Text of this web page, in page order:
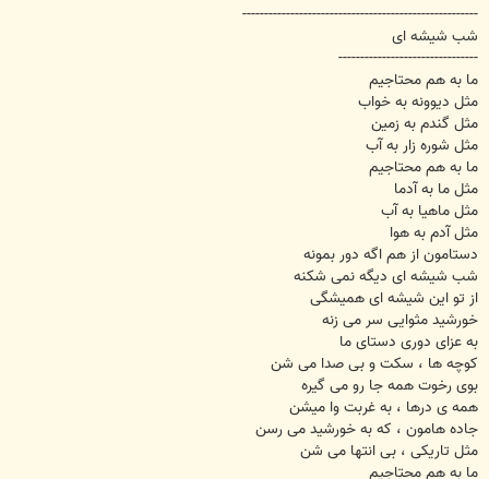
------------------------------------------------------
شب شیشه ای
--------------------------------
ما به هم محتاجیم
مثل دیوونه به خواب
مثل گندم به زمین
مثل شوره زار به آب
ما به هم محتاجیم
مثل ما به آدما
مثل ماهیا به آب
مثل آدم به هوا
دستامون از هم اگه دور بمونه
شب شیشه ای دیگه نمی شکنه
از تو این شیشه ای همیشگی
خورشید مثوایی سر می زنه
به عزای دوری دستای ما
کوچه ها ، سکت و بی صدا می شن
بوی رخوت همه جا رو می گیره
همه ی درها ، به غربت وا میشن
جاده هامون ، که به خورشید می رسن
مثل تاریکی ، بی انتها می شن
ما به هم محتاجیم